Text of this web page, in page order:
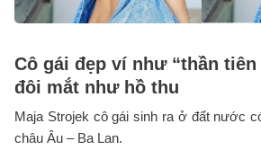
Cô gái đẹp ví như “thần
đôi mắt như hồ thu
Maja Strojek cô gái sinh ra ở đất nước
châu Âu – Ba Lan.